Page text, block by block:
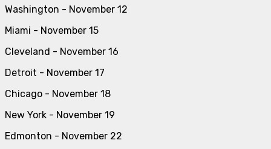
Washington - November 12
Miami - November 15
Cleveland - November 16
Detroit - November 17
Chicago - November 18
New York - November 19
Edmonton - November 22